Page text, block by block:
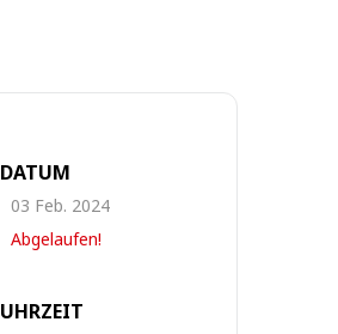
DATUM
03 Feb. 2024
Abgelaufen!
UHRZEIT